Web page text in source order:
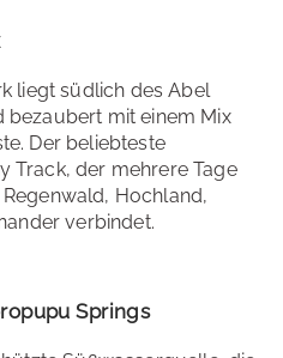
liegt südlich des Abel
bezaubert mit einem Mix
Der beliebteste
Track, der mehrere Tage
Hochland,
verbindet.
Springs